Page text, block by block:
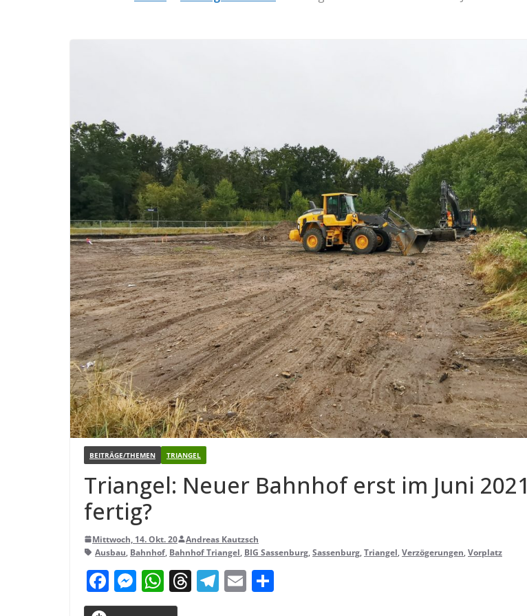
BEITRÄGE/THEMEN TRIANGEL
Tri­an­gel: Neuer Bahn­hof erst im Juni 2021
fertig?
Mittwoch, 14. Okt. 20
Andreas Kautzsch
Ausbau, Bahnhof, Bahnhof Triangel, BIG Sassenburg, Sassenburg, Triangel, Verzögerungen, Vorplatz
F
a
M
e
W
h
T T E